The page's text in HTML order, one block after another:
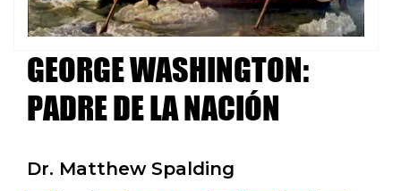
GEORGE WASHINGTON:
PADRE DE LA NACIÓN
Dr. Matthew Spalding